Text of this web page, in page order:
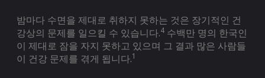
밤마다 수면을 제대로 취하지 못하는 것은 장기적인 건
강상의 문제를 일으킬 수 있습니다.4 수백만 명의 한국인
이 제대로 잠을 자지 못하고 있으며 그 결과 많은 사람들
이 건강 문제를 겪게 됩니다.1